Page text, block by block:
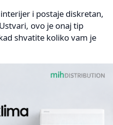
i postaje diskretan,
ovo je onaj tip
shvatite koliko vam je